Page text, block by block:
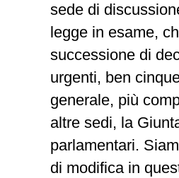
sede di
legge in esame,
successione di
urgenti, ben
generale, più
altre sedi, la
parlamentari.
di modifica in